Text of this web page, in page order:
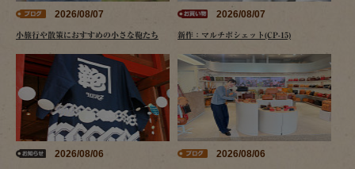
2026/08/07
小旅行や散策におすすめの小さな鞄たち
2026/08/07
新作：マルチポシェット(CP-15)
2026/08/06 2026/08/06